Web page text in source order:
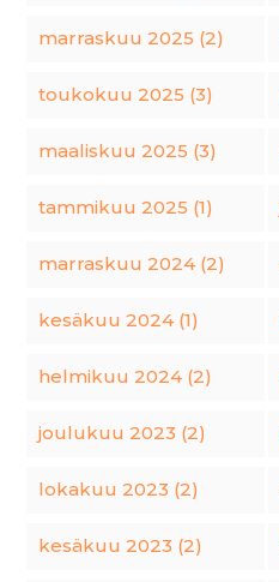
marraskuu 2025 (2)
toukokuu 2025 (3)
maaliskuu 2025 (3)
tammikuu 2025 (1)
marraskuu 2024 (2)
kesäkuu 2024 (1)
helmikuu 2024 (2)
joulukuu 2023 (2)
lokakuu 2023 (2)
kesäkuu 2023 (2)